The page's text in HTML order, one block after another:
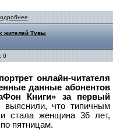
жителей Тувы
0
онлайн-читателя
данные абонентов
Книги» за первый
выяснили, что типичным
стала женщина 36 лет,
пятницам.